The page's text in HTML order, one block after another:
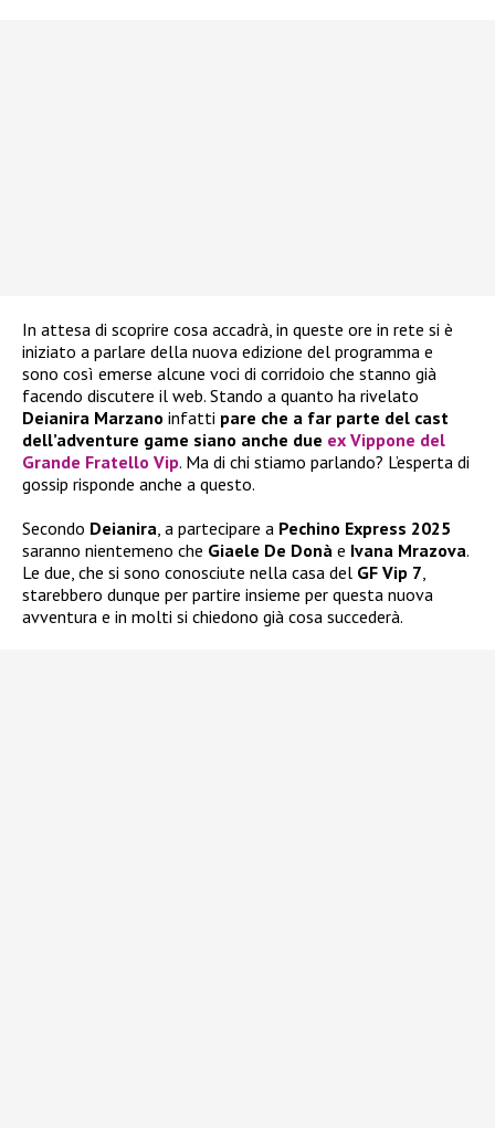
In attesa di scoprire cosa accadrà, in queste ore in rete si è
iniziato a parlare della nuova edizione del programma e
sono così emerse alcune voci di corridoio che stanno già
facendo discutere il web. Stando a quanto ha rivelato
Deianira Marzano infatti pare che a far parte del cast
dell’adventure game siano anche due ex Vippone del
Grande Fratello Vip. Ma di chi stiamo parlando? L’esperta di
gossip risponde anche a questo.
Secondo Deianira, a partecipare a Pechino Express 2025
saranno nientemeno che Giaele De Donà e Ivana Mrazova.
Le due, che si sono conosciute nella casa del GF Vip 7,
starebbero dunque per partire insieme per questa nuova
avventura e in molti si chiedono già cosa succederà.